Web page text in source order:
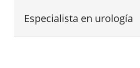
Especialista en urología